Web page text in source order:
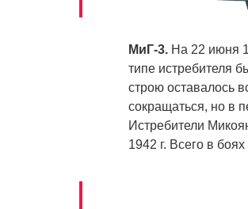
МиГ-3. На 22 июня
типе истребителя
строю оставалось
сокращаться, но в
Истребители
1942 г. Всего в